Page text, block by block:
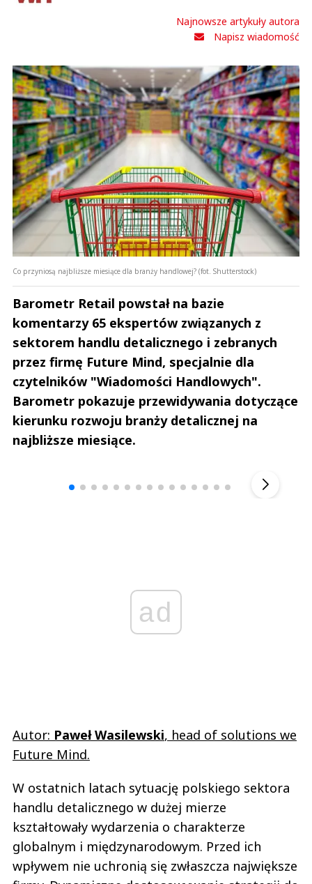
Najnowsze artykuły autora
Napisz wiadomość
Co przyniosą najbliższe miesiące dla branży handlowej? (fot. Shutterstock)
Barometr Retail powstał na bazie
komentarzy 65 ekspertów związanych z
sektorem handlu detalicznego i zebranych
przez firmę Future Mind, specjalnie dla
czytelników "Wiadomości Handlowych".
Barometr pokazuje przewidywania dotyczące
kierunku rozwoju branży detalicznej na
najbliższe miesiące.
ad
Autor: Paweł Wasilewski, head of solutions we
Future Mind.
W ostatnich latach sytuację polskiego sektora
handlu detalicznego w dużej mierze
kształtowały wydarzenia o charakterze
globalnym i międzynarodowym. Przed ich
wpływem nie uchronią się zwłaszcza największe